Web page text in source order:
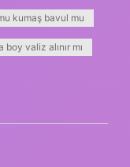
kumaş bavul mu
boy valiz alınır mı